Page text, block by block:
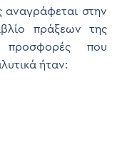
αναγράφεται στην
πράξεων της
προσφορές που
ήταν: